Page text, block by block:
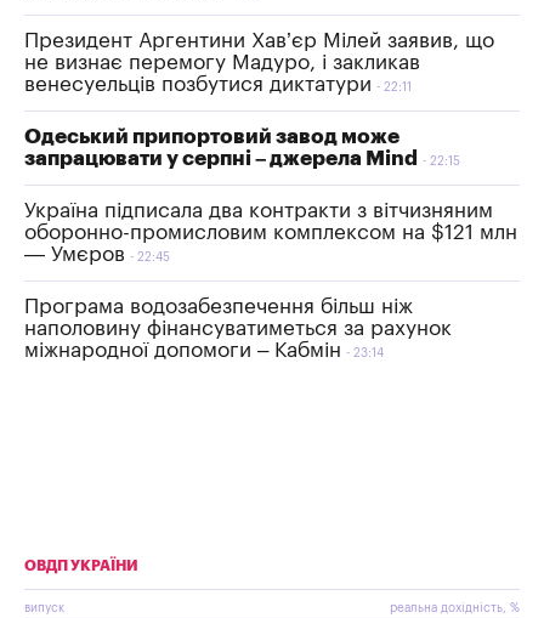
Президент Аргентини Хав’єр Мілей заявив, що
не визнає перемогу Мадуро, і закликав
венесуельців позбутися диктатури
22:11
Одеський припортовий завод може
запрацювати у серпні – джерела Mind
22:15
Україна підписала два контракти з вітчизняним
оборонно-промисловим комплексом на $121 млн
— Умєров
22:45
Програма водозабезпечення більш ніж
наполовину фінансуватиметься за рахунок
міжнародної допомоги – Кабмін
23:14
ОВДП УКРАЇНИ
випуск реальна дохідність, %